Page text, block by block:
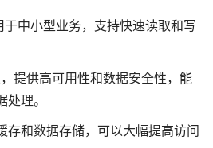
于中小型业务，支持快速读取和写
提供高可用性和数据安全性，能
理。
存和数据存储，可以大幅提高访问